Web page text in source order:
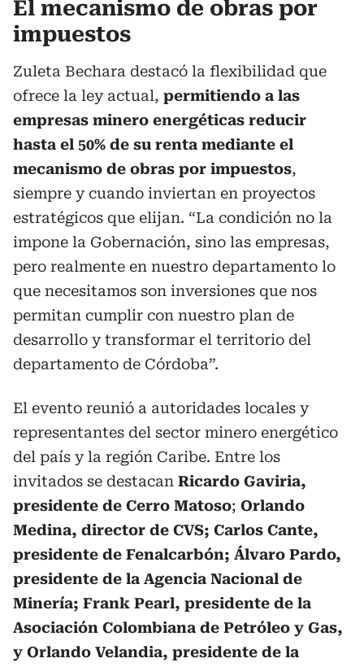
El mecanismo de obras por
impuestos
Zuleta Bechara destacó la flexibilidad que
ofrece la ley actual, permitiendo a las
empresas minero energéticas reducir
hasta el 50% de su renta mediante el
mecanismo de obras por impuestos,
siempre y cuando inviertan en proyectos
estratégicos que elijan. “La condición no la
impone la Gobernación, sino las empresas,
pero realmente en nuestro departamento lo
que necesitamos son inversiones que nos
permitan cumplir con nuestro plan de
desarrollo y transformar el territorio del
departamento de Córdoba”.
El evento reunió a autoridades locales y
representantes del sector minero energético
del país y la región Caribe. Entre los
invitados se destacan Ricardo Gaviria,
presidente de Cerro Matoso; Orlando
Medina, director de CVS; Carlos Cante,
presidente de Fenalcarbón; Álvaro Pardo,
presidente de la Agencia Nacional de
Minería; Frank Pearl, presidente de la
Asociación Colombiana de Petróleo y Gas,
y Orlando Velandia, presidente de la